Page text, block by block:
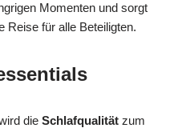
Momenten und sorgt
Reise für alle Beteiligten.
die Schlafqualität zum